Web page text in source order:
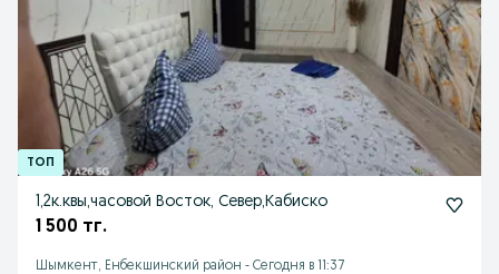
1,2к.квы,часовой Восток, Север,Кабиско
1 500 тг.
Шымкент, Енбекшинский район - Сегодня в 11:37